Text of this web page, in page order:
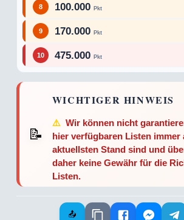
8 100.000 Pkt
9 170.000 Pkt
10 475.000 Pkt
📝
WICHTIGER HINWEIS
⚠️ Wir können nicht
hier verfügbaren Listen immer
aktuellsten Stand sind und
daher keine Gewähr für die
Listen.
📤